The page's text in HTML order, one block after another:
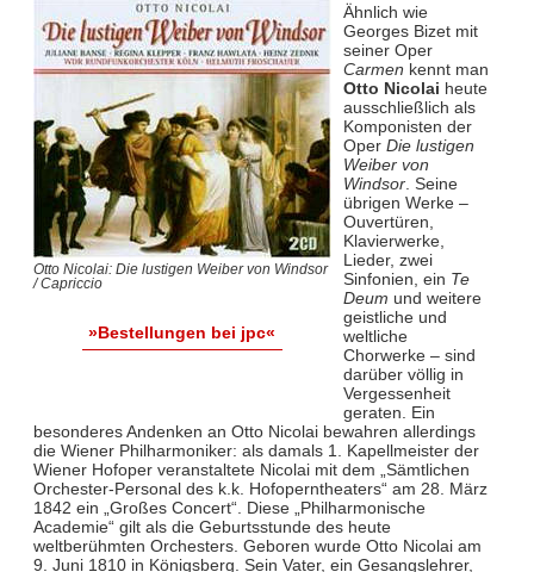
Otto Nicolai: Die lustigen Weiber von Windsor
/ Capriccio
»Bestellungen bei jpc«
Ähnlich wie
Georges Bizet mit
seiner Oper
Carmen kennt man
Otto Nicolai heute
ausschließlich als
Komponisten der
Oper Die lustigen
Weiber von
Windsor. Seine
übrigen Werke –
Ouvertüren,
Klavierwerke,
Lieder, zwei
Sinfonien, ein Te
Deum und weitere
geistliche und
weltliche
Chorwerke – sind
darüber völlig in
Vergessenheit
geraten. Ein
besonderes Andenken an Otto Nicolai bewahren allerdings
die Wiener Philharmoniker: als damals 1. Kapellmeister der
Wiener Hofoper veranstaltete Nicolai mit dem „Sämtlichen
Orchester-Personal des k.k. Hofoperntheaters“ am 28. März
1842 ein „Großes Concert“. Diese „Philharmonische
Academie“ gilt als die Geburtsstunde des heute
weltberühmten Orchesters. Geboren wurde Otto Nicolai am
9. Juni 1810 in Königsberg. Sein Vater, ein Gesangslehrer,